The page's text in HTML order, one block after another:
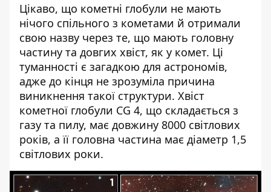
Цікаво, що кометні глобули не мають
нічого спільного з кометами й отримали
свою назву через те, що мають головну
частину та довгих хвіст, як у комет. Ці
туманності є загадкою для астрономів,
адже до кінця не зрозуміла причина
виникнення такої структури. Хвіст
кометної глобули CG 4, що складається з
газу та пилу, має довжину 8000 світлових
років, а її головна частина має діаметр 1,5
світлових роки.